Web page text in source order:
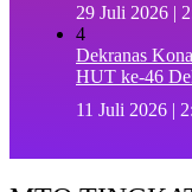
29 Juli 2026 |
4
Dekranas
HUT ke-46
11 Juli 2026 |